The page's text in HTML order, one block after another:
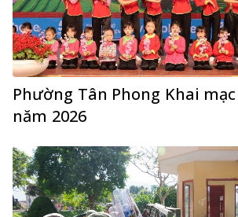
Phường Tân Phong Khai
năm 2026